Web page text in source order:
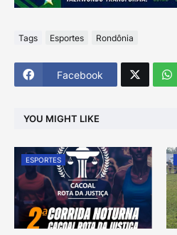
Tags Esportes Rondônia
Facebook
YOU MIGHT LIKE
ESPORTES